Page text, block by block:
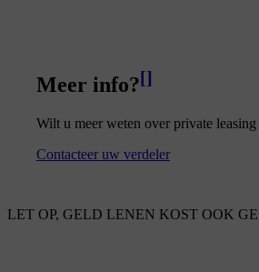
Meer info?[]
Wilt u meer weten over private
Contacteer uw verdeler
LET OP, GELD LENEN KOST OOK